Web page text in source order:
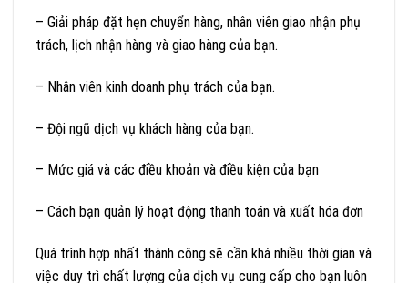
– Giải pháp đặt hẹn chuyển hàng, nhân viên giao nhận phụ
trách, lịch nhận hàng và giao hàng của bạn.
– Nhân viên kinh doanh phụ trách của bạn.
– Đội ngũ dịch vụ khách hàng của bạn.
– Mức giá và các điều khoản và điều kiện của bạn
– Cách bạn quản lý hoạt động thanh toán và xuất hóa đơn
Quá trình hợp nhất thành công sẽ cần khá nhiều thời gian và
việc duy trì chất lượng của dịch vụ cung cấp cho bạn luôn